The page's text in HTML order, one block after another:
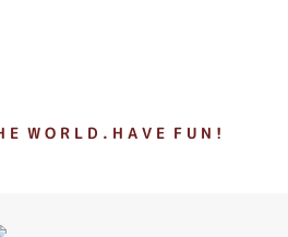
E W O R L D . H A V E F U N !